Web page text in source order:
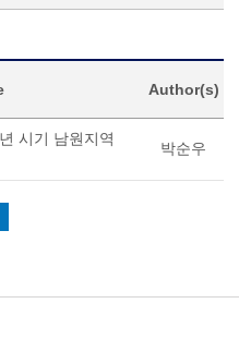
Author(s)
시기 남원지역
박순우